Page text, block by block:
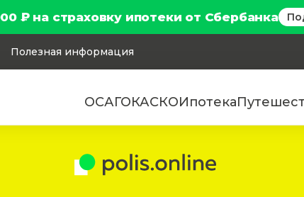
₽ на страховку ипотеки от Сбербанка
Полезная информация
ОСАГОКАСКОИпотека